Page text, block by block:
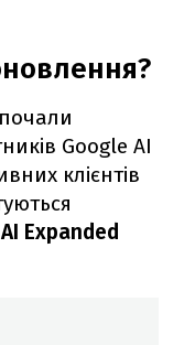
Google AI
клієнтів
Expanded